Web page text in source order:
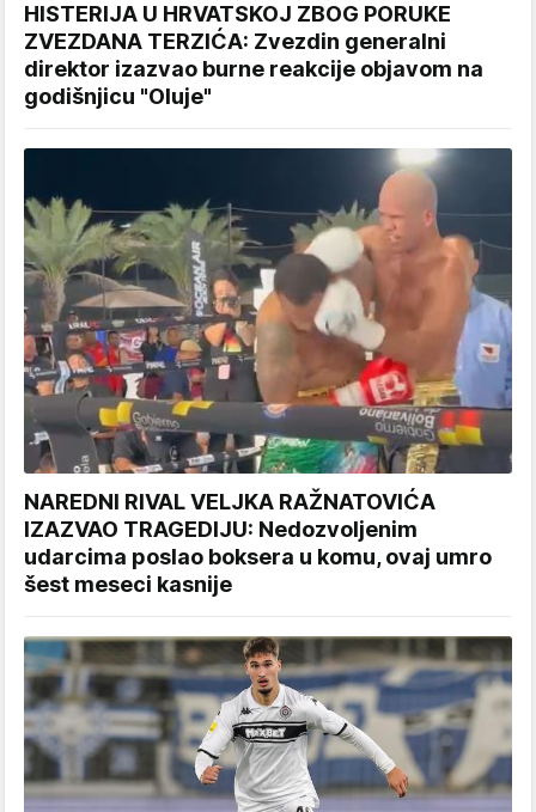
HISTERIJA U HRVATSKOJ ZBOG PORUKE
ZVEZDANA TERZIĆA: Zvezdin generalni
direktor izazvao burne reakcije objavom na
godišnjicu "Oluje"
NAREDNI RIVAL VELJKA RAŽNATOVIĆA
IZAZVAO TRAGEDIJU: Nedozvoljenim
udarcima poslao boksera u komu, ovaj umro
šest meseci kasnije